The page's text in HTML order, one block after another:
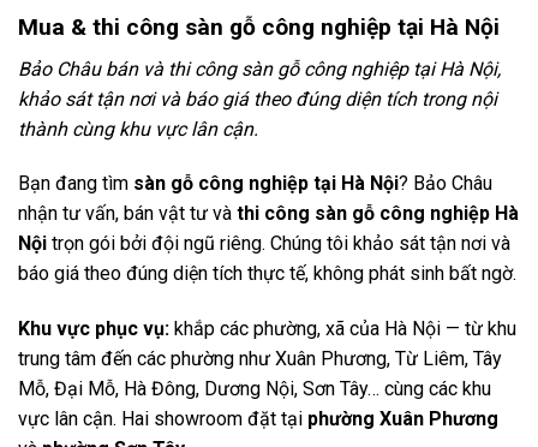
Mua & thi công sàn gỗ công nghiệp tại Hà Nội
Bảo Châu bán và thi công sàn gỗ công nghiệp tại Hà Nội,
khảo sát tận nơi và báo giá theo đúng diện tích trong nội
thành cùng khu vực lân cận.
Bạn đang tìm sàn gỗ công nghiệp tại Hà Nội? Bảo Châu
nhận tư vấn, bán vật tư và thi công sàn gỗ công nghiệp Hà
Nội trọn gói bởi đội ngũ riêng. Chúng tôi khảo sát tận nơi và
báo giá theo đúng diện tích thực tế, không phát sinh bất ngờ.
Khu vực phục vụ: khắp các phường, xã của Hà Nội — từ khu
trung tâm đến các phường như Xuân Phương, Từ Liêm, Tây
Mỗ, Đại Mỗ, Hà Đông, Dương Nội, Sơn Tây… cùng các khu
vực lân cận. Hai showroom đặt tại phường Xuân Phương